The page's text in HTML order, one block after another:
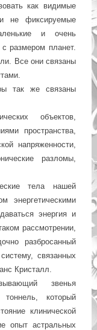
как видимые
фиксируемые
и очень
размером планет.
Все они связаны
так же связаны
объектов,
пространства,
напряженности,
разломы,
тела нашей
энергетическими
энергия и
рассмотрении,
разбросанный
связанных
Кристалл.
звенья
который
клинической
опыт астральных